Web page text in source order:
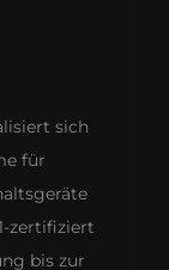
sich
für
zertifiziert
bis zur